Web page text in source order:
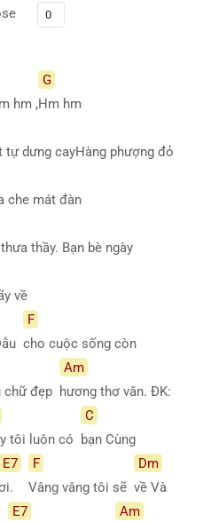
hm ,
G
Hm hm
tự dưng cayHàng phượng đỏ
che mát đàn
thầy. Bạn bè ngày
về
F
cho cuộc sống còn
chữ đẹp
Am
hương thơ văn. ĐK:
tôi luôn có
C
bạn Cùng
E7
F
Vâng vâng tôi sẽ
Dm
về Và
E7
Am